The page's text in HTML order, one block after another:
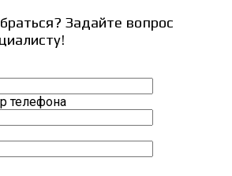
Задайте вопрос
телефона